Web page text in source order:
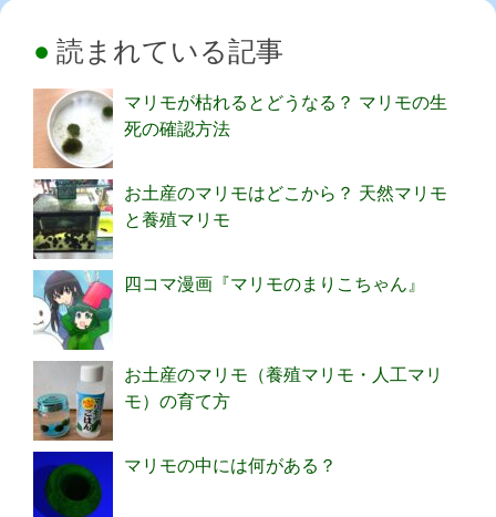
読まれている記事
マリモが枯れるとどうなる？ マリモの生
死の確認方法
お土産のマリモはどこから？ 天然マリモ
と養殖マリモ
四コマ漫画『マリモのまりこちゃん』
お土産のマリモ（養殖マリモ・人工マリ
モ）の育て方
マリモの中には何がある？